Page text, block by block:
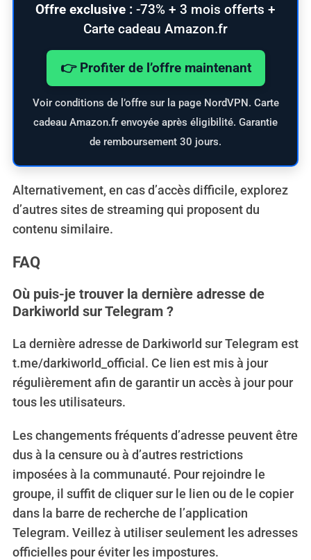
Offre exclusive : -73% + 3 mois offerts +
Carte cadeau Amazon.fr
👉 Profiter de l’offre maintenant
Voir conditions de l’offre sur la page NordVPN. Carte
cadeau Amazon.fr envoyée après éligibilité. Garantie
de remboursement 30 jours.
Alternativement, en cas d’accès difficile, explorez
d’autres sites de streaming qui proposent du
contenu similaire.
FAQ
Où puis-je trouver la dernière adresse de
Darkiworld sur Telegram ?
La dernière adresse de Darkiworld sur Telegram est
t.me/darkiworld_official. Ce lien est mis à jour
régulièrement afin de garantir un accès à jour pour
tous les utilisateurs.
Les changements fréquents d’adresse peuvent être
dus à la censure ou à d’autres restrictions
imposées à la communauté. Pour rejoindre le
groupe, il suffit de cliquer sur le lien ou de le copier
dans la barre de recherche de l’application
Telegram. Veillez à utiliser seulement les adresses
officielles pour éviter les impostures.
S
e
r
c
h
o
r
: